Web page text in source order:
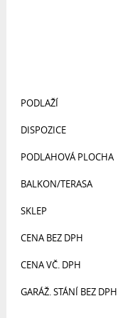
PODLAŽÍ
DISPOZICE
PODLAHOVÁ PLOCHA
BALKON/TERASA
SKLEP
CENA BEZ DPH
CENA VČ. DPH
GARÁŽ. STÁNÍ BEZ DPH